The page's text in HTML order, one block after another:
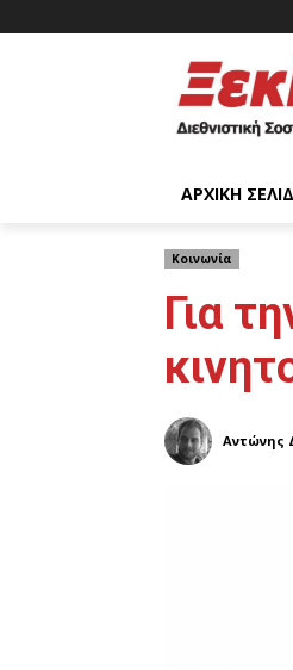
ΑΡΧΙΚΉ
Κοινωνία
Για
Αντώνης